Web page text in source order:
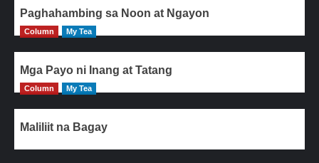
Paghahambing sa Noon at Ngayon
Column My Tea
Mga Payo ni Inang at Tatang
Column My Tea
Maliliit na Bagay